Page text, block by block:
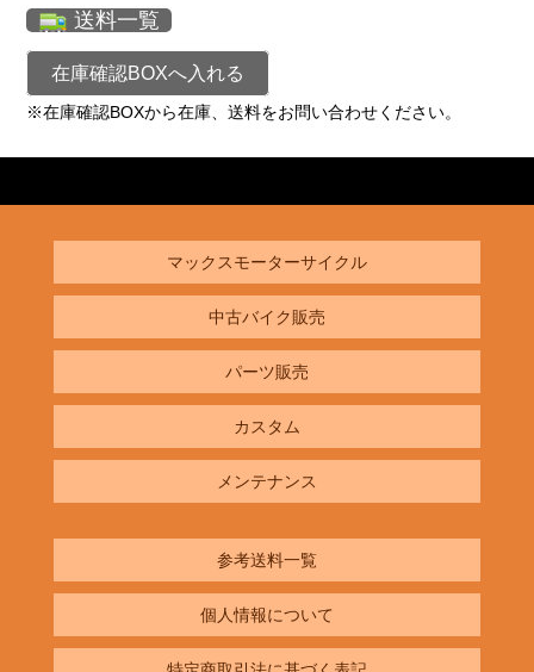
送料一覧
在庫確認BOXへ入れる
※在庫確認BOXから在庫、送料をお問い合わせください。
マックスモーターサイクル
中古バイク販売
パーツ販売
カスタム
メンテナンス
参考送料一覧
個人情報について